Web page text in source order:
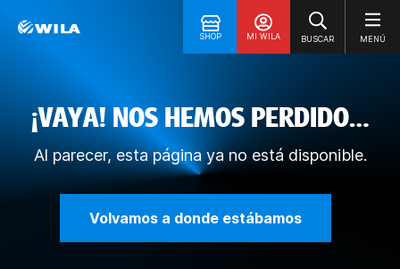
SHOP MI WILA BUSCAR MENÚ
¡VAYA! NOS HEMOS PERDIDO…
Al parecer, esta página ya no está disponible.
Volvamos a donde estábamos